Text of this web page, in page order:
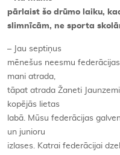
pārlaist šo drūmo laiku,
slimnīcām, ne sporta
–
Jau septiņus
mēnešus neesmu
mani atrada,
tāpat atrada Žaneti
kopējās lietas
labā. Mūsu federācijas
un junioru
izlases. Katrai federācijai